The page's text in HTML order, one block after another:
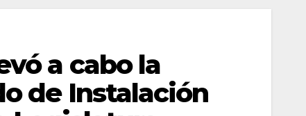
a cabo la
de Instalación